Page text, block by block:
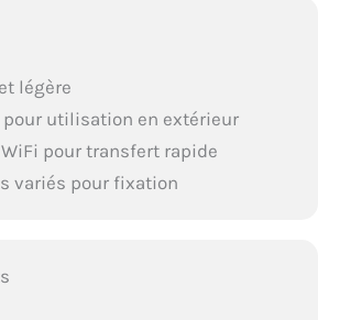
légère
utilisation en extérieur
pour transfert rapide
variés pour fixation